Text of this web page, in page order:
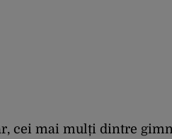
cei mai mulți dintre